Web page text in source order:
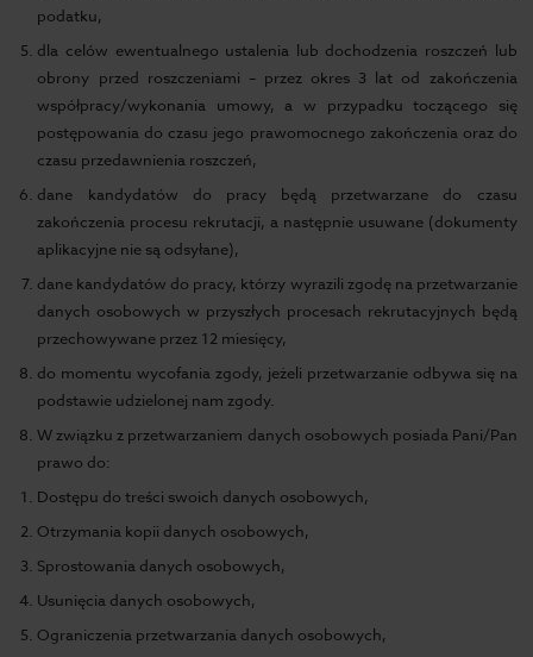
podatku,
dla celów ewentualnego ustalenia lub dochodzenia roszczeń lub
obrony przed roszczeniami – przez okres 3 lat od zakończenia
współpracy/wykonania umowy, a w przypadku toczącego się
postępowania do czasu jego prawomocnego zakończenia oraz do
czasu przedawnienia roszczeń,
dane kandydatów do pracy będą przetwarzane do czasu
zakończenia procesu rekrutacji, a następnie usuwane (dokumenty
aplikacyjne nie są odsyłane),
dane kandydatów do pracy, którzy wyrazili zgodę na przetwarzanie
danych osobowych w przyszłych procesach rekrutacyjnych będą
przechowywane przez 12 miesięcy,
do momentu wycofania zgody, jeżeli przetwarzanie odbywa się na
podstawie udzielonej nam zgody.
W związku z przetwarzaniem danych osobowych posiada Pani/Pan
prawo do:
Dostępu do treści swoich danych osobowych,
Otrzymania kopii danych osobowych,
Sprostowania danych osobowych,
Usunięcia danych osobowych,
Ograniczenia przetwarzania danych osobowych,